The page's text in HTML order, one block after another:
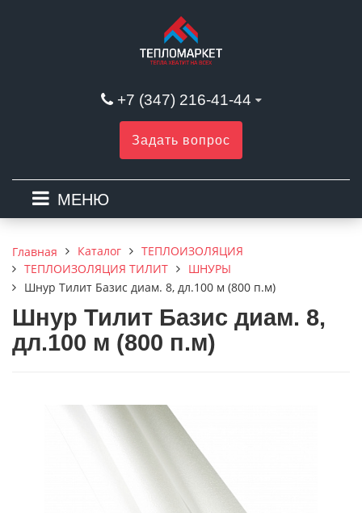
+7 (347) 216-41-44
Задать вопрос
МЕНЮ
Главная Каталог
ТЕПЛОИЗОЛЯЦИЯ
ТЕПЛОИЗОЛЯЦИЯ ТИЛИТ
ШНУРЫ
Шнур Тилит Базис диам. 8, дл.100 м (800 п.м)
Шнур Тилит Базис диам. 8,
дл.100 м (800 п.м)